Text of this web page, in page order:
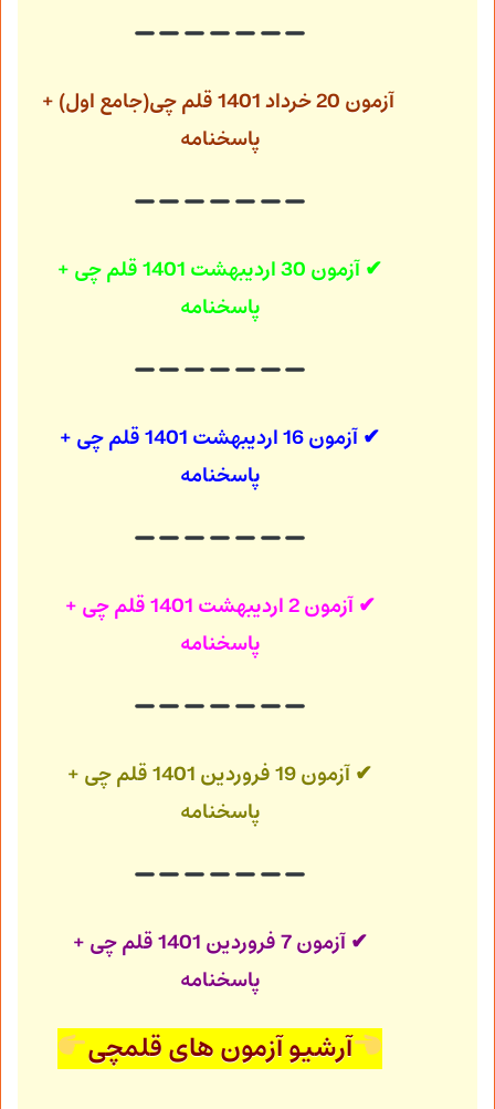
آزمون 20 خرداد 1401
قلم چی(جامع اول) +
پاسخنامه
✔ آزمون 30 اردیبهشت 1401
قلم چی +
پاسخنامه
✔ آزمون 16 اردیبهشت 1401
قلم چی +
پاسخنامه
✔ آزمون 2 اردیبهشت 1401
قلم چی +
پاسخنامه
✔ آزمون 19 فروردین 1401
قلم چی +
پاسخنامه
✔ آزمون 7 فروردین 1401
قلم چی +
پاسخنامه
آرشیو آزمون های قلمچی